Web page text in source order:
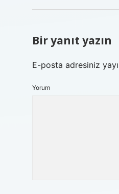
Bir yanıt yazın
E-posta adresiniz
Yorum